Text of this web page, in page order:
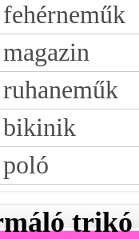
trikó